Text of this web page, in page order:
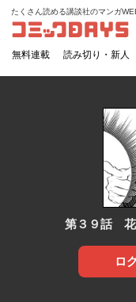
コミックDAYS
たくさん読める講談社のマンガ
無料連載 読み切り・新人
第３９話 花
ロ